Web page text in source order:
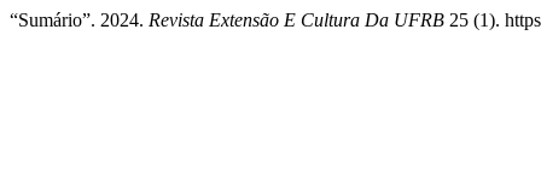
“Sumário”. 2024. Revista Extensão E Cultura Da UFRB 25 (1).